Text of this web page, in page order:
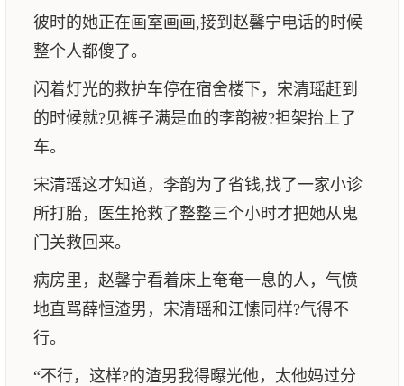
彼时的她正在画室画画,接到赵馨宁电话的时候
整个人都傻了。
闪着灯光的救护车停在宿舍楼下，宋清瑶赶到
的时候就?见裤子满是血的李韵被?担架抬上了
车。
宋清瑶这才知道，李韵为了省钱,找了一家小诊
所打胎，医生抢救了整整三个小时才把她从鬼
门关救回来。
病房里，赵馨宁看着床上奄奄一息的人，气愤
地直骂薛恒渣男，宋清瑶和江愫同样?气得不
行。
“不行，这样?的渣男我得曝光他，太他妈过分